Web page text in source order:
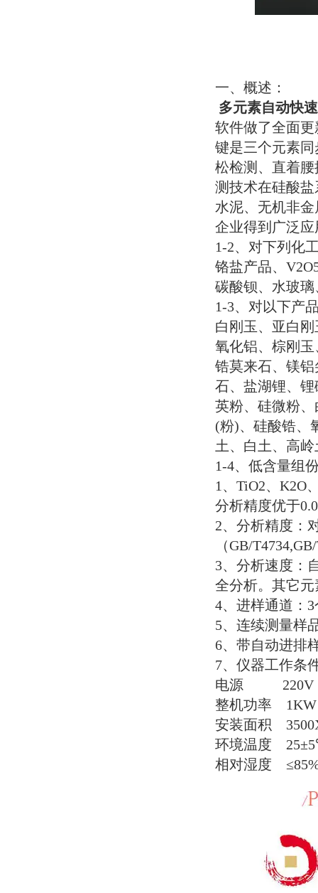
一、概述：
多元素自动快
软件做了全面
键是三个元素
松检测、直着
测技术在硅酸
水泥、无机非
企业得到广泛
1-2、对下列化
铬盐产品、
碳酸钡、水玻
1-3、对以下产
白刚玉、亚白
氧化铝、棕刚
锆莫来石、镁
石、盐湖锂、
英粉、硅微粉
(粉)、硅酸锆、
土、白土、高
1-4、低含量组
1 、 TiO2、 K2O
分析精度优于
2、分析精度：
（GB/
3、分析速度：
全分析。其它
4、进样通道： 3
5、连续测量样
6、带自动进排
7、仪器工作条
电源
220V
整机功率
1KW
安装面积
环境温度
25±5
相对湿度
≤